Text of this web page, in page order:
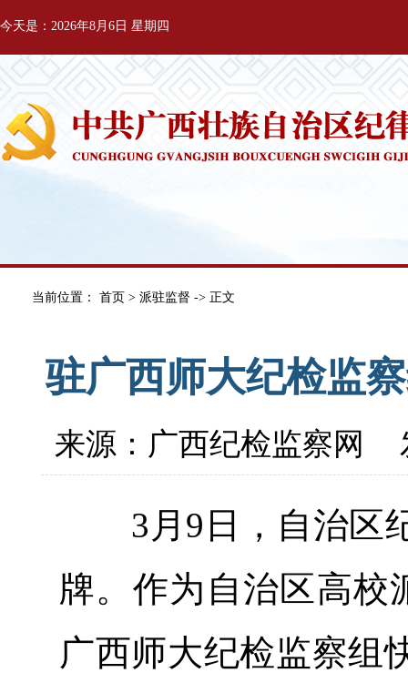
今天是：2026年8月6日 星期四
当前位置： 首页 > 派驻监督 -> 正文
驻广西师大纪检监
来源：广西纪检监察网
3月9日，自治区纪
牌。作为自治区高校
广西师大纪检监察组